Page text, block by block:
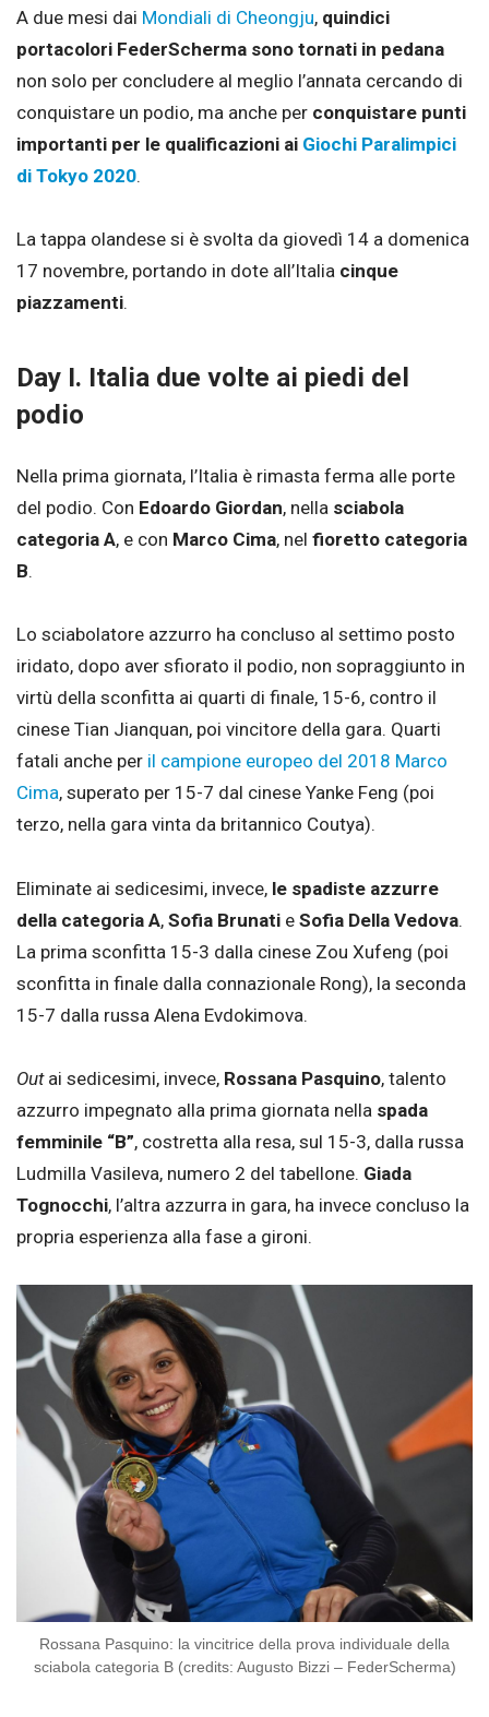
A due mesi dai Mondiali di Cheongju, quindici
portacolori FederScherma sono tornati in pedana
non solo per concludere al meglio l’annata cercando di
conquistare un podio, ma anche per conquistare punti
importanti per le qualificazioni ai Giochi Paralimpici
di Tokyo 2020.
La tappa olandese si è svolta da giovedì 14 a domenica
17 novembre, portando in dote all’Italia cinque
piazzamenti.
Day I. Italia due volte ai piedi del
podio
Nella prima giornata, l’Italia è rimasta ferma alle porte
del podio. Con Edoardo Giordan, nella sciabola
categoria A, e con Marco Cima, nel fioretto categoria
B.
Lo sciabolatore azzurro ha concluso al settimo posto
iridato, dopo aver sfiorato il podio, non sopraggiunto in
virtù della sconfitta ai quarti di finale, 15-6, contro il
cinese Tian Jianquan, poi vincitore della gara. Quarti
fatali anche per il campione europeo del 2018 Marco
Cima, superato per 15-7 dal cinese Yanke Feng (poi
terzo, nella gara vinta da britannico Coutya).
Eliminate ai sedicesimi, invece, le spadiste azzurre
della categoria A, Sofia Brunati e Sofia Della Vedova.
La prima sconfitta 15-3 dalla cinese Zou Xufeng (poi
sconfitta in finale dalla connazionale Rong), la seconda
15-7 dalla russa Alena Evdokimova.
Outai sedicesimi, invece, Rossana Pasquino, talento
azzurro impegnato alla prima giornata nella spada
femminile “B”, costretta alla resa, sul 15-3, dalla russa
Ludmilla Vasileva, numero 2 del tabellone. Giada
Tognocchi, l’altra azzurra in gara, ha invece concluso la
propria esperienza alla fase a gironi.
Rossana Pasquino: la vincitrice della prova individuale della
sciabola categoria B (credits: Augusto Bizzi – FederScherma)